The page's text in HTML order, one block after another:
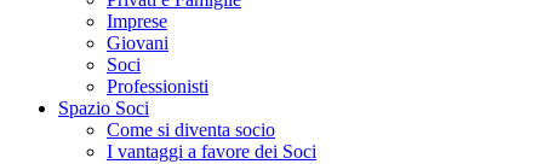
Imprese
Giovani
Soci
Professionisti
Spazio Soci
Come si diventa socio
I vantaggi a favore dei Soci